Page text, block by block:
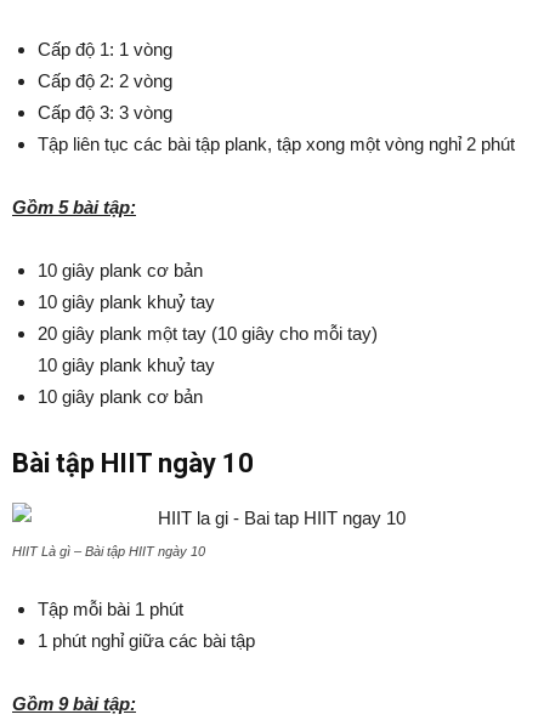
Cấp độ 1: 1 vòng
Cấp độ 2: 2 vòng
Cấp độ 3: 3 vòng
Tập liên tục các bài tập plank, tập xong một vòng nghỉ 2 phút
Gồm 5 bài tập:
10 giây plank cơ bản
10 giây plank khuỷ tay
20 giây plank một tay (10 giây cho mỗi tay)
10 giây plank khuỷ tay
10 giây plank cơ bản
Bài tập HIIT ngày 10
HIIT Là gì – Bài tập HIIT ngày 10
Tập mỗi bài 1 phút
1 phút nghỉ giữa các bài tập
Gồm 9 bài tập: